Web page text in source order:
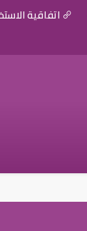
اتفاقية